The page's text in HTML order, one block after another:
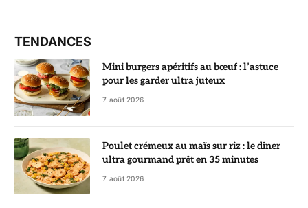
TENDANCES
Mini burgers apéritifs au bœuf : l’astuce
pour les garder ultra juteux
7 août 2026
Poulet crémeux au maïs sur riz : le dîner
ultra gourmand prêt en 35 minutes
7 août 2026